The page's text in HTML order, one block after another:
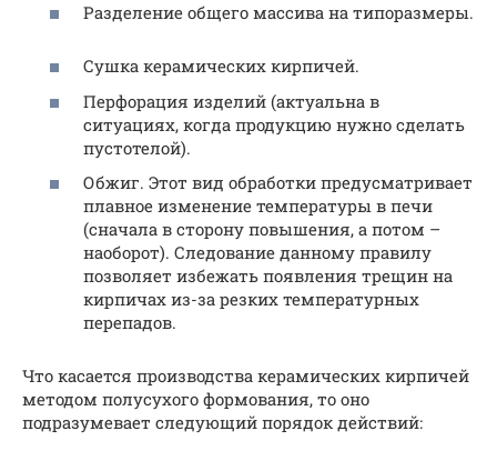
Разделение общего массива на типоразмеры.
Сушка керамических кирпичей.
Перфорация изделий (актуальна в
ситуациях, когда продукцию нужно сделать
пустотелой).
Обжиг. Этот вид обработки предусматривает
плавное изменение температуры в печи
(сначала в сторону повышения, а потом –
наоборот). Следование данному правилу
позволяет избежать появления трещин на
кирпичах из-за резких температурных
перепадов.
Что касается производства керамических кирпичей
методом полусухого формования, то оно
подразумевает следующий порядок действий: